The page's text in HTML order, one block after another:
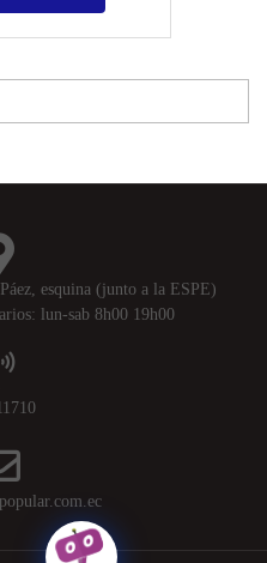
esquina (junto a la ESPE)
lun-sab 8h00 19h00